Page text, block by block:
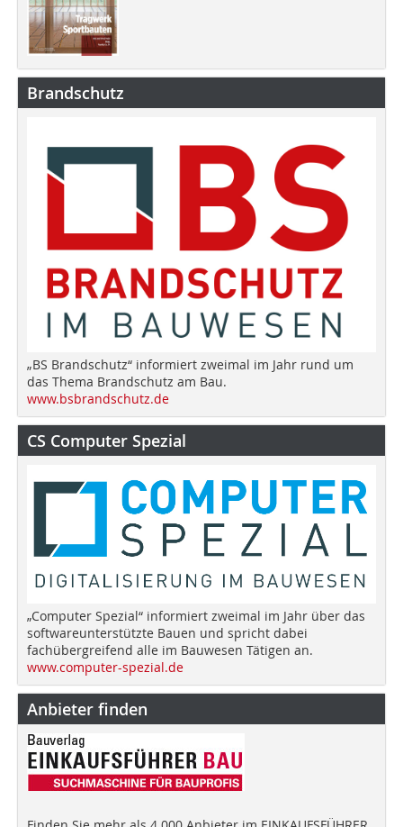
Brandschutz
„BS Brandschutz“ informiert zweimal im Jahr rund um
das Thema Brandschutz am Bau.
www.bsbrandschutz.de
CS Computer Spezial
„Computer Spezial“ informiert zweimal im Jahr über das
softwareunterstützte Bauen und spricht dabei
fachübergreifend alle im Bauwesen Tätigen an.
www.computer-spezial.de
Anbieter finden